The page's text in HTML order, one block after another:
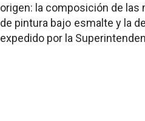
origen: la composición de las
de pintura bajo esmalte y la
expedido por la